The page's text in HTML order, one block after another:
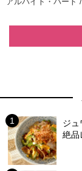
ジュ
絶品